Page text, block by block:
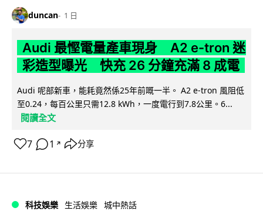
duncan 1 日
Audi 最慳電量產車現身 A2 e-tron 迷
彩造型曝光 快充 26 分鐘充滿 8 成電
Audi 呢部新車，能耗竟然係25年前嘅一半。 A2 e-tron 風阻低
至0.24，每百公里只需12.8 kWh，一度電行到7.8公里。6...
閱讀全文
7 1 ↗ 分享
科技娛樂 生活娛樂 城中熱話